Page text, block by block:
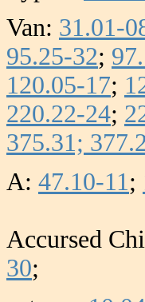
Van: 31.01-
95.25-32;
120.05-17;
220.22-24;
375.31;
A: 47.10-11;
Accursed
30;